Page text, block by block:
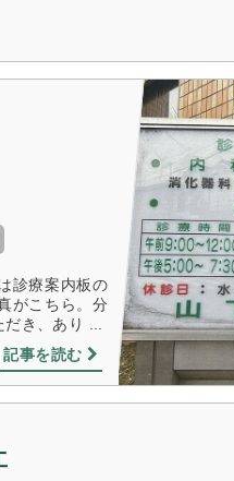
診療案内板の
がこちら。分
き、あり ...
記事を読む